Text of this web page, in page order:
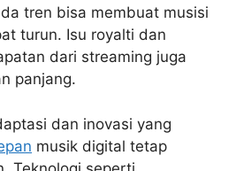
tren bisa membuat musisi
turun. Isu royalti dan
dari streaming juga
panjang.
dan inovasi yang
musik digital tetap